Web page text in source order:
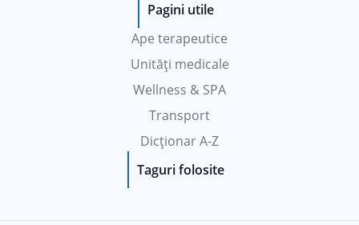
Pagini utile
Ape terapeutice
Unități medicale
Wellness & SPA
Transport
Dicționar A-Z
Taguri folosite